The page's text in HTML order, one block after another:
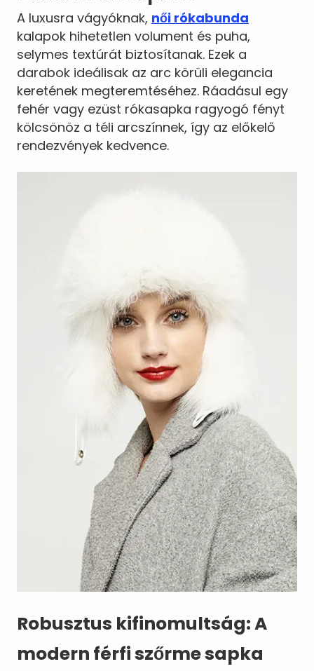
A luxusra vágyóknak, női rókabunda
kalapok hihetetlen volument és puha,
selymes textúrát biztosítanak. Ezek a
darabok ideálisak az arc körüli elegancia
keretének megteremtéséhez. Ráadásul egy
fehér vagy ezüst rókasapka ragyogó fényt
kölcsönöz a téli arcszínnek, így az előkelő
rendezvények kedvence.
Robusztus kifinomultság: A
modern férfi szőrme sapka